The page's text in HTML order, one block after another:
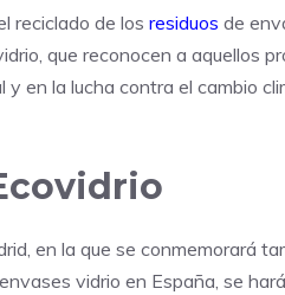
reciclado de los residuos de
que reconocen a aquellos
en la lucha contra el cambio
en la que se conmemorará
vidrio en España, se